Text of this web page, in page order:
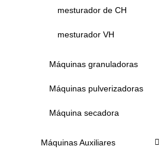
mesturador de CH
mesturador VH
Máquinas granuladoras
Máquinas pulverizadoras
Máquina secadora
Máquinas Auxiliares